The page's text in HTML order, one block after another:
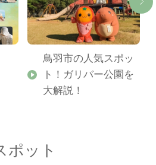
鳥羽市の人気スポッ
ト！ガリバー公園を
大解説！
ポット